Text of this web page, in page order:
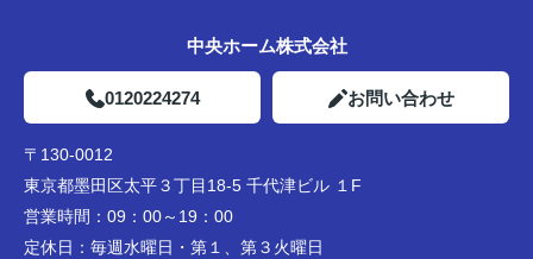
中央ホーム株式会社
0120224274 お問い合わせ
〒130-0012
東京都墨田区太平３丁目18-5 千代津ビル １F
営業時間： 09：00～19：00
定休日： 毎週水曜日・第１、第３火曜日